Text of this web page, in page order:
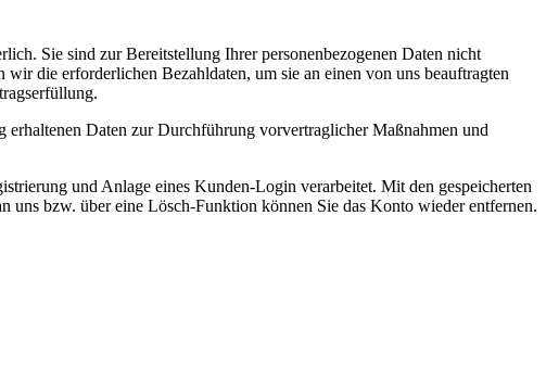
Sie sind zur Bereitstellung Ihrer personenbezogenen Daten nicht
die erforderlichen Bezahldaten, um sie an einen von uns beauftragten
Daten zur Durchführung vorvertraglicher Maßnahmen und
und Anlage eines Kunden-Login verarbeitet. Mit den gespeicherten
bzw. über eine Lösch-Funktion können Sie das Konto wieder entfernen.